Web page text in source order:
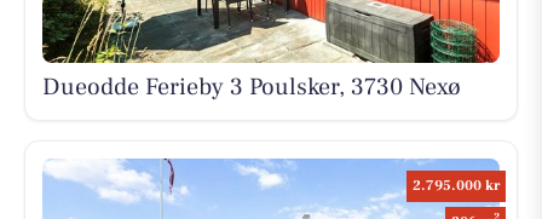
Dueodde Ferieby 3 Poulsker, 3730 Nexø
2.795.000 kr